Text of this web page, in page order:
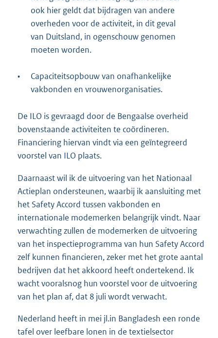
ook hier geldt dat bijdragen van andere
overheden voor de activiteit, in dit geval
van Duitsland, in ogenschouw genomen
moeten worden.
•
Capaciteitsopbouw van onafhankelijke
vakbonden en vrouwenorganisaties.
De ILO is gevraagd door de Bengaalse overheid
bovenstaande activiteiten te coördineren.
Financiering hiervan vindt via een geïntegreerd
voorstel van ILO plaats.
Daarnaast wil ik de uitvoering van het Nationaal
Actieplan ondersteunen, waarbij ik aansluiting met
het Safety Accord tussen vakbonden en
internationale modemerken belangrijk vindt. Naar
verwachting zullen de modemerken de uitvoering
van het inspectieprogramma van hun Safety Accord
zelf kunnen financieren, zeker met het grote aantal
bedrijven dat het akkoord heeft ondertekend. Ik
wacht vooralsnog hun voorstel voor de uitvoering
van het plan af, dat 8 juli wordt verwacht.
Nederland heeft in mei jl.in Bangladesh een ronde
tafel over leefbare lonen in de textielsector